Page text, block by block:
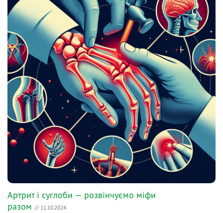
Артрит і суглоби — розвінчуємо міфи
разом // 11.10.2024